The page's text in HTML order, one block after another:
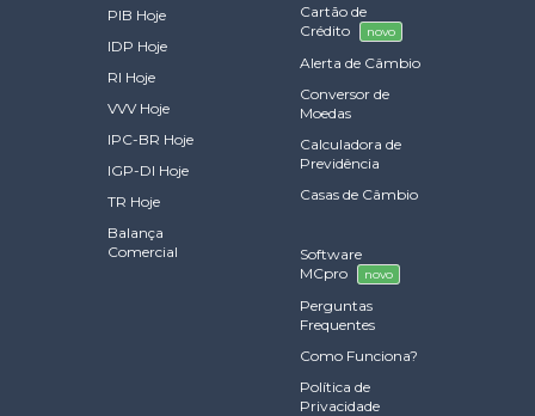
PIB Hoje
IDP Hoje
RI Hoje
VVV Hoje
IPC-BR Hoje
IGP-DI Hoje
TR Hoje
Balança
Comercial
Cartão de
Crédito
novo
Alerta de Câmbio
Conversor de
Moedas
Calculadora de
Previdência
Casas de Câmbio
Software
MCpro
novo
Perguntas
Frequentes
Como Funciona?
Política de
Privacidade